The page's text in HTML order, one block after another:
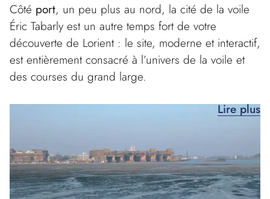
Côté port, un peu plus au nord, la cité de la voile
Éric Tabarly est un autre temps fort de votre
découverte de Lorient : le site, moderne et interactif,
est entièrement consacré à l’univers de la voile et
des courses du grand large.
Flânez sur les quais pour rejoindre tranquillement le
ses bâtiments de faible hauteur et ses larges rues
piétonnes, il séduira par son animation les amateurs
de shopping comme de détente en terrasse.
Lire plus